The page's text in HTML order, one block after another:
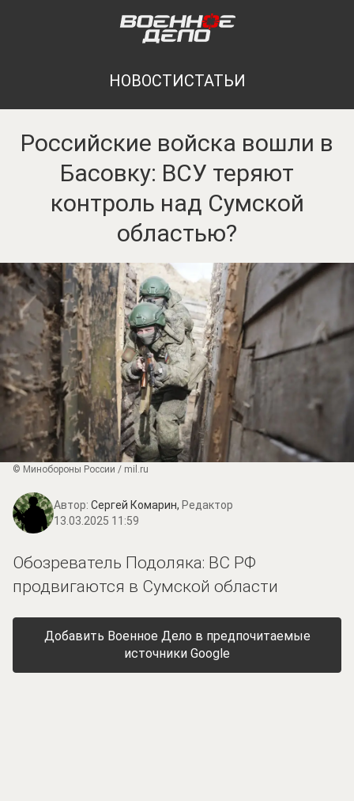
НОВОСТИСТАТЬИ
Российские войска вошли в
Басовку: ВСУ теряют
контроль над Сумской
областью?
© Минобороны России / mil.ru
Автор: Сергей Комарин, Редактор
13.03.2025 11:59
Обозреватель Подоляка: ВС РФ
продвигаются в Сумской области
Добавить Военное Дело в предпочитаемые
источники Google